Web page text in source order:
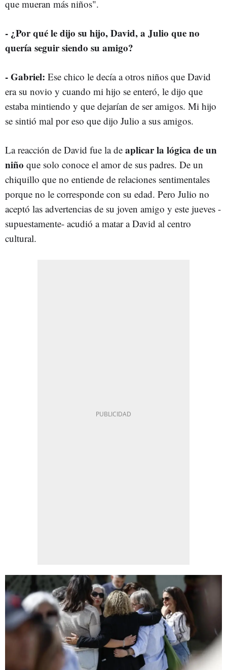
que mueran más niños".
- ¿Por qué le dijo su hijo, David, a Julio que no
quería seguir siendo su amigo?
- Gabriel: Ese chico le decía a otros niños que David
era su novio y cuando mi hijo se enteró, le dijo que
estaba mintiendo y que dejarían de ser amigos. Mi hijo
se sintió mal por eso que dijo Julio a sus amigos.
La reacción de David fue la de aplicar la lógica de un
niño que solo conoce el amor de sus padres. De un
chiquillo que no entiende de relaciones sentimentales
porque no le corresponde con su edad. Pero Julio no
aceptó las advertencias de su joven amigo y este jueves -
supuestamente- acudió a matar a David al centro
cultural.